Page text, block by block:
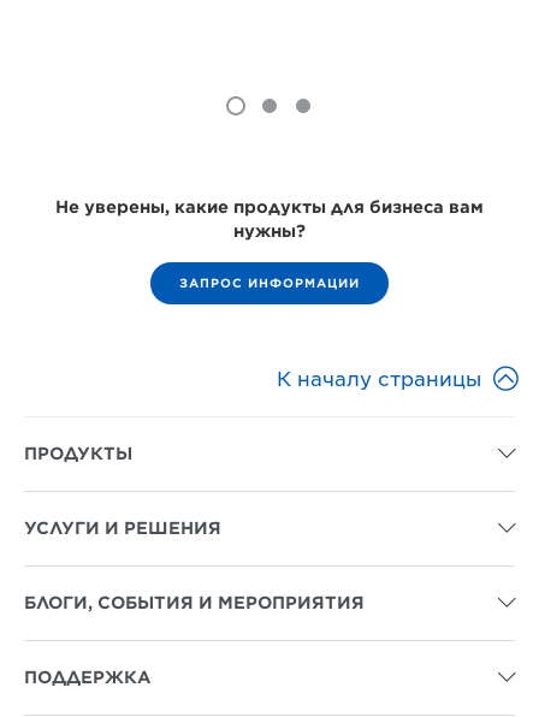
Не уверены, какие продукты для бизнеса вам
нужны?
ЗАПРОС ИНФОРМАЦИИ
К началу страницы 
ПРОДУКТЫ 
УСЛУГИ И РЕШЕНИЯ 
БЛОГИ, СОБЫТИЯ И МЕРОПРИЯТИЯ 
ПОДДЕРЖКА 